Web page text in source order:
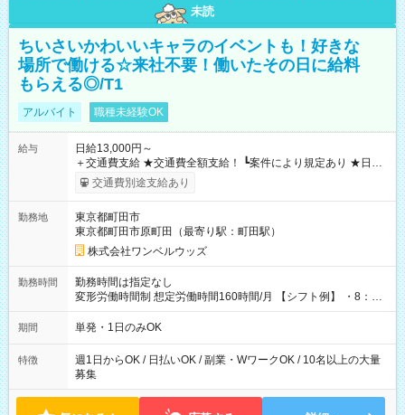
未読
ちいさいかわいいキャラのイベントも！好きな
場所で働ける☆来社不要！働いたその日に給料
もらえる◎/T1
アルバイト 職種未経験OK
給与
日給13,000円～
＋交通費支給 ★交通費全額支給！ ┗案件により規定あり ★日払
いOK！（規定あり） ┗働いたその日に現金GET♪ お仕事後はコ
ンビニATMから 日払い分を引き落とせます！ 【試用期間】試
交通費別途支給あり
勤務地
東京都町田市
東京都町田市原町田（最寄り駅：町田駅）
株式会社ワンベルウッズ
勤務時間
勤務時間は指定なし
変形労働時間制 想定労働時間160時間/月 【シフト例】 ・8：00
～21：00
期間 単発・1日のみOK
特徴
週1日からOK / 日払いOK / 副業・WワークOK / 10名以上の大量
募集